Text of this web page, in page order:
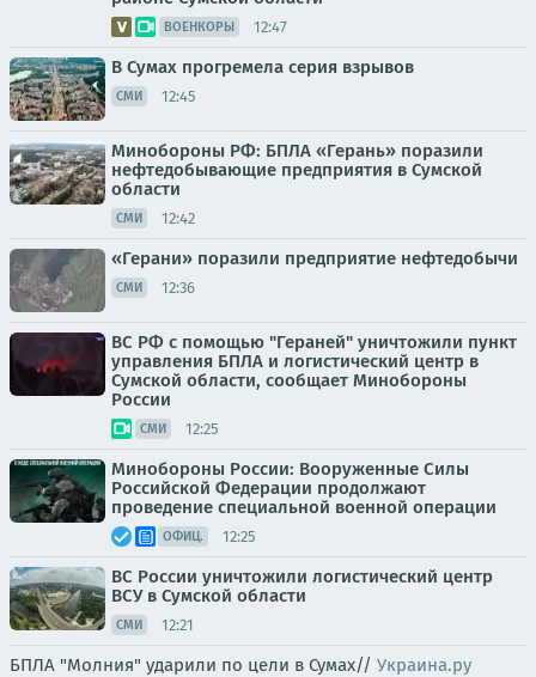
ВОЕНКОРЫ 12:47
В Сумах прогремела серия взрывов
СМИ 12:45
Минобороны РФ: БПЛА «Герань» поразили
нефтедобывающие предприятия в Сумской
области
СМИ 12:42
«Герани» поразили предприятие нефтедобычи
СМИ 12:36
ВС РФ с помощью "Гераней" уничтожили пункт
управления БПЛА и логистический центр в
Сумской области, сообщает Минобороны
России
СМИ 12:25
Минобороны России: Вооруженные Силы
Российской Федерации продолжают
проведение специальной военной операции
ОФИЦ. 12:25
ВС России уничтожили логистический центр
ВСУ в Сумской области
СМИ 12:21
БПЛА "Молния" ударили по цели в Сумах// Украина.ру